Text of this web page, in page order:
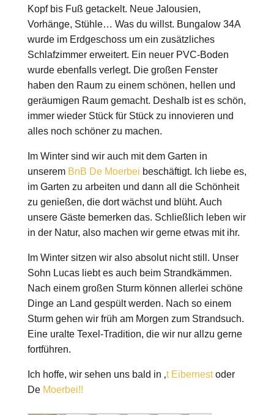
Kopf bis Fuß getackelt. Neue Jalousien,
Vorhänge, Stühle… Was du willst. Bungalow 34A
wurde im Erdgeschoss um ein zusätzliches
Schlafzimmer erweitert. Ein neuer PVC-Boden
wurde ebenfalls verlegt. Die großen Fenster
haben den Raum zu einem schönen, hellen und
geräumigen Raum gemacht. Deshalb ist es schön,
immer wieder Stück für Stück zu innovieren und
alles noch schöner zu machen.
Im Winter sind wir auch mit dem Garten in
unseremBnB De Moerbei beschäftigt. Ich liebe es,
im Garten zu arbeiten und dann all die Schönheit
zu genießen, die dort wächst und blüht. Auch
unsere Gäste bemerken das. Schließlich leben wir
in der Natur, also machen wir gerne etwas mit ihr.
Im Winter sitzen wir also absolut nicht still. Unser
Sohn Lucas liebt es auch beim Strandkämmen.
Nach einem großen Sturm können allerlei schöne
Dinge an Land gespült werden. Nach so einem
Sturm gehen wir früh am Morgen zum Strandsuch.
Eine uralte Texel-Tradition, die wir nur allzu gerne
fortführen.
Ich hoffe, wir sehen uns bald in ‚t Eibernestoder
De Moerbei!!